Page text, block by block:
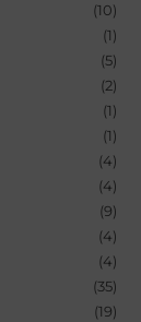
(10)
(1)
(5)
(2)
(1)
(1)
(4)
(4)
(9)
(4)
(4)
(35)
(19)